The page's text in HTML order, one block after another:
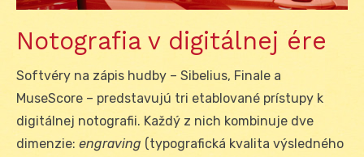
Notografia v digitálnej ére
Softvéry na zápis hudby – Sibelius, Finale a
MuseScore – predstavujú tri etablované prístupy k
digitálnej notografii. Každý z nich kombinuje dve
dimenzie: engraving (typografická kvalita výsledného